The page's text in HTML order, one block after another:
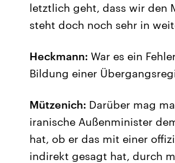
letztlich geht, dass wir den
steht doch noch sehr in
Heckmann: War es ein
Bildung einer
Mützenich: Darüber mag
iranische Außenminister
hat, ob er das mit einer
indirekt gesagt hat, durch